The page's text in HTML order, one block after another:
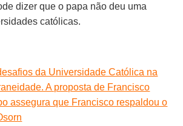
dizer que o papa não deu uma
católicas.
da Universidade Católica na
A proposta de Francisco
assegura que Francisco respaldou o